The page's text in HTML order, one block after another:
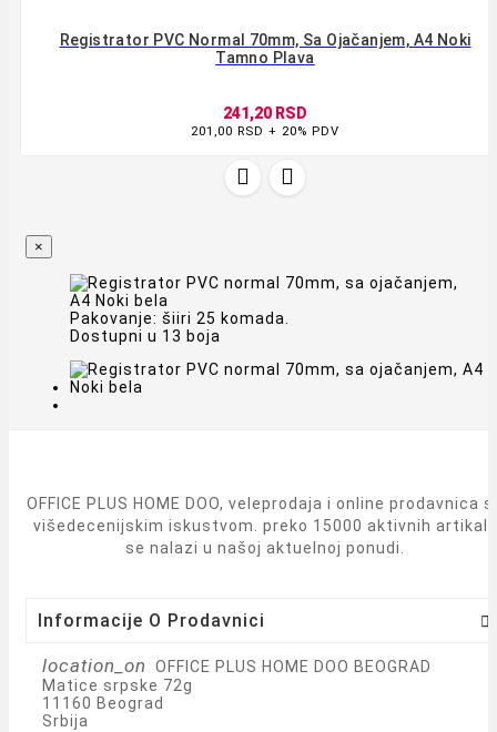
Registrator PVC Normal 70mm, Sa Ojačanjem, A4 Noki
Tamno Plava
241,20 RSD
201,00 RSD + 20% PDV
 
×
Pakovanje: šiiri 25 komada.
Dostupni u 13 boja
OFFICE PLUS HOME DOO, veleprodaja i online prodavnica
višedecenijskim iskustvom. preko 15000 aktivnih artikala
se nalazi u našoj aktuelnoj ponudi.
Informacije O Prodavnici 
location_on
OFFICE PLUS HOME DOO BEOGRAD
Matice srpske 72g
11160 Beograd
Srbija